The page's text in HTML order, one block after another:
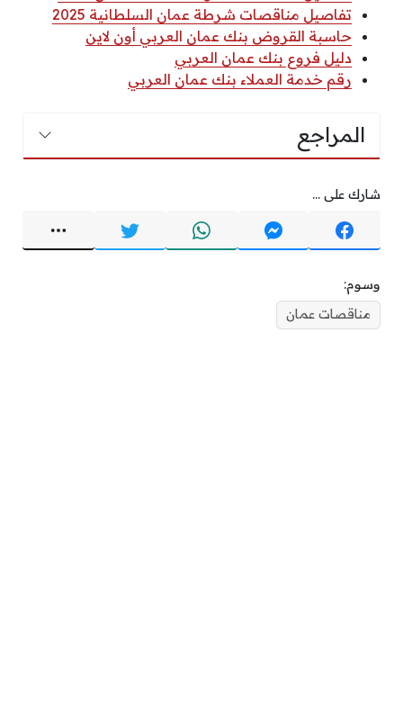
تفاصيل مناقصات شرطة عمان السلطانية 2025
حاسبة القروض بنك عمان العربي أون لاين
دليل فروع بنك عمان العربي
رقم خدمة العملاء بنك عمان العربي
المراجع
شارك على ...
وسوم:
مناقصات عمان